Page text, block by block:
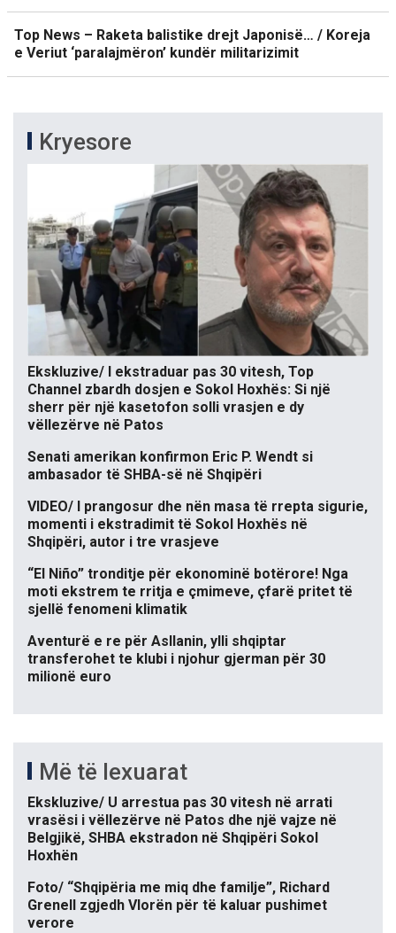
Top News – Raketa balistike drejt Japonisë… / Koreja
e Veriut ‘paralajmëron’ kundër militarizimit
Kryesore
Ekskluzive/ I ekstraduar pas 30 vitesh, Top
Channel zbardh dosjen e Sokol Hoxhës: Si një
sherr për një kasetofon solli vrasjen e dy
vëllezërve në Patos
Senati amerikan konfirmon Eric P. Wendt si
ambasador të SHBA-së në Shqipëri
VIDEO/ I prangosur dhe nën masa të rrepta sigurie,
momenti i ekstradimit të Sokol Hoxhës në
Shqipëri, autor i tre vrasjeve
“El Niño” tronditje për ekonominë botërore! Nga
moti ekstrem te rritja e çmimeve, çfarë pritet të
sjellë fenomeni klimatik
Aventurë e re për Asllanin, ylli shqiptar
transferohet te klubi i njohur gjerman për 30
milionë euro
Më të lexuarat
Ekskluzive/ U arrestua pas 30 vitesh në arrati
vrasësi i vëllezërve në Patos dhe një vajze në
Belgjikë, SHBA ekstradon në Shqipëri Sokol
Hoxhën
Foto/ “Shqipëria me miq dhe familje”, Richard
Grenell zgjedh Vlorën për të kaluar pushimet
verore